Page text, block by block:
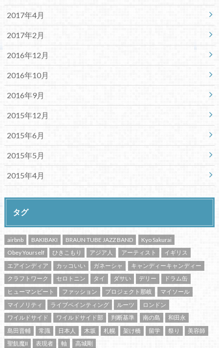
2017年4月
2017年2月
2016年12月
2016年10月
2016年9月
2015年12月
2015年6月
2015年5月
2015年4月
タグ
airbnb BAKIBAKI BRAUN TUBE JAZZ BAND
Kyo Sakurai
Obey Yourself
ひきこもり アジア人 アーティスト
イギリス
エアインディア
カッコいい ガネーシャ
キャンディーキャンディー
クラフトワーク
セロトニン タイ ダサい デリー
ドラム缶
ヒューマンビート
ファッション プロジェクト那岐
マイソール
マイノリティ
ライブペインティング ルーツ
ロンドン
ワイルドサイド
ワイルドサイド部 判断基準 南の島
和田永
島田晋輔
常識 日本人 木坂 札幌 架け橋 留学 祭り
美容師
聖飢魔II
表現者 軸 高城剛